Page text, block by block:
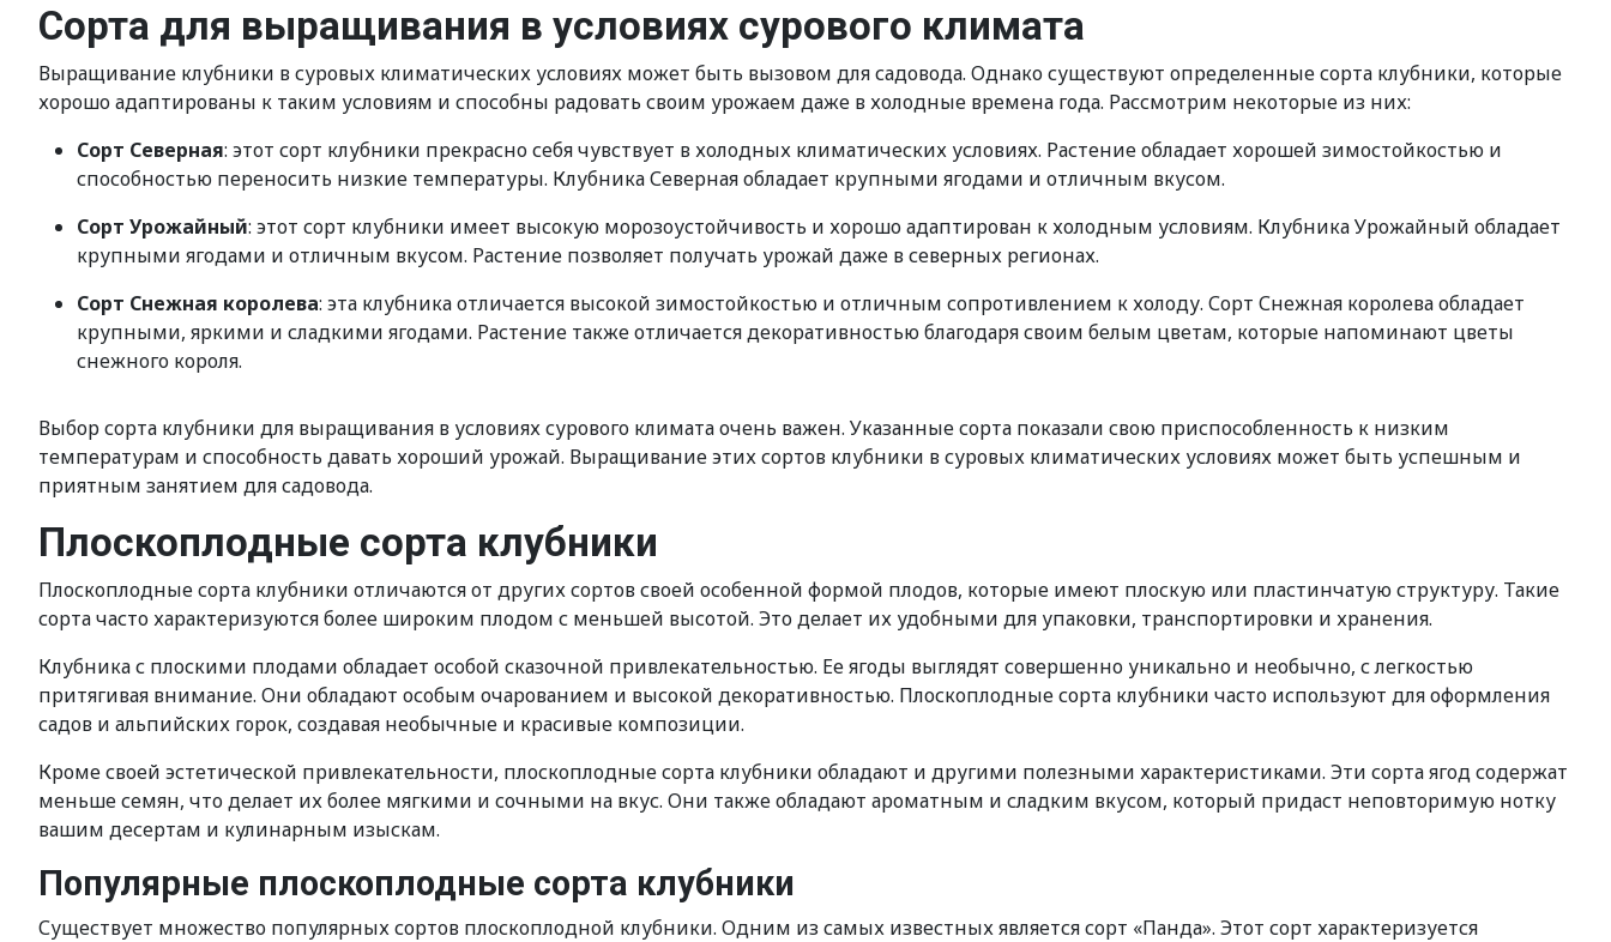
Сорта для выращивания в условиях сурового климата
Выращивание клубники в суровых климатических условиях может быть вызовом для садовода. Однако существуют определенные сорта клубники, которые
хорошо адаптированы к таким условиям и способны радовать своим урожаем даже в холодные времена года. Рассмотрим некоторые из них:
Сорт Северная: этот сорт клубники прекрасно себя чувствует в холодных климатических условиях. Растение обладает хорошей зимостойкостью и
способностью переносить низкие температуры. Клубника Северная обладает крупными ягодами и отличным вкусом.
Сорт Урожайный: этот сорт клубники имеет высокую морозоустойчивость и хорошо адаптирован к холодным условиям. Клубника Урожайный обладает
крупными ягодами и отличным вкусом. Растение позволяет получать урожай даже в северных регионах.
Сорт Снежная королева: эта клубника отличается высокой зимостойкостью и отличным сопротивлением к холоду. Сорт Снежная королева обладает
крупными, яркими и сладкими ягодами. Растение также отличается декоративностью благодаря своим белым цветам, которые напоминают цветы
снежного короля.
Выбор сорта клубники для выращивания в условиях сурового климата очень важен. Указанные сорта показали свою приспособленность к низким
температурам и способность давать хороший урожай. Выращивание этих сортов клубники в суровых климатических условиях может быть успешным и
приятным занятием для садовода.
Плоскоплодные сорта клубники
Плоскоплодные сорта клубники отличаются от других сортов своей особенной формой плодов, которые имеют плоскую или пластинчатую структуру. Такие
сорта часто характеризуются более широким плодом с меньшей высотой. Это делает их удобными для упаковки, транспортировки и хранения.
Клубника с плоскими плодами обладает особой сказочной привлекательностью. Ее ягоды выглядят совершенно уникально и необычно, с легкостью
притягивая внимание. Они обладают особым очарованием и высокой декоративностью. Плоскоплодные сорта клубники часто используют для оформления
садов и альпийских горок, создавая необычные и красивые композиции.
Кроме своей эстетической привлекательности, плоскоплодные сорта клубники обладают и другими полезными характеристиками. Эти сорта ягод содержат
меньше семян, что делает их более мягкими и сочными на вкус. Они также обладают ароматным и сладким вкусом, который придаст неповторимую нотку
вашим десертам и кулинарным изыскам.
Популярные плоскоплодные сорта клубники
Существует множество популярных сортов плоскоплодной клубники. Одним из самых известных является сорт «Панда». Этот сорт характеризуется